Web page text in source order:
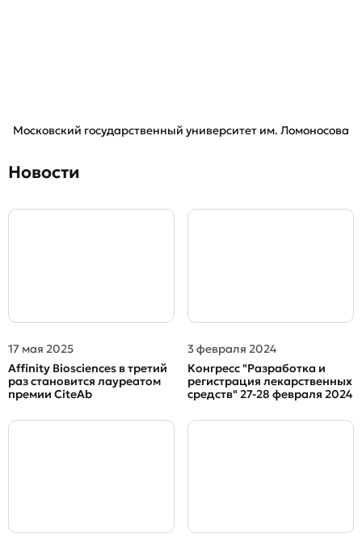
Московский государственный университет им. Ломоносова
Новости
17 мая 2025
Affinity Biosciences в третий
раз становится лауреатом
премии CiteAb
3 февраля 2024
Конгресс "Разработка и
регистрация лекарственных
средств" 27-28 февраля 2024